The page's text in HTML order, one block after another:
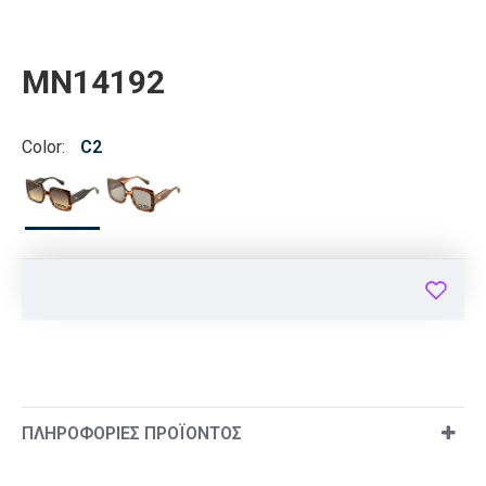
MN14192
Color: C2
ΠΛΗΡΟΦΟΡΊΕΣ ΠΡΟΪΌΝΤΟΣ